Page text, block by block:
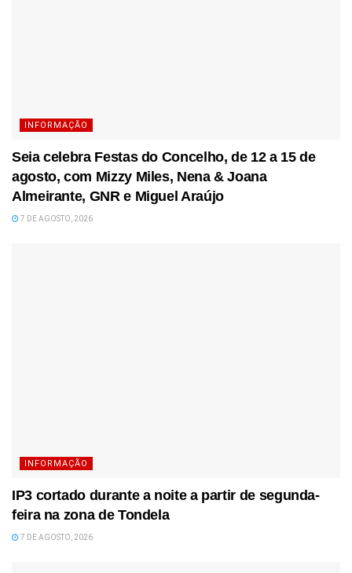
INFORMAÇÃO
Seia celebra Festas do Concelho, de 12 a 15 de
agosto, com Mizzy Miles, Nena & Joana
Almeirante, GNR e Miguel Araújo
7 DE AGOSTO, 2026
INFORMAÇÃO
IP3 cortado durante a noite a partir de segunda-
feira na zona de Tondela
7 DE AGOSTO, 2026